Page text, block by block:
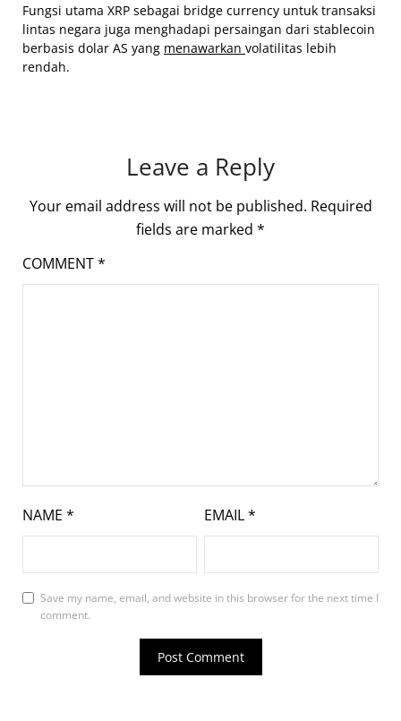
Fungsi utama XRP sebagai bridge currency untuk transaksi
lintas negara juga menghadapi persaingan dari stablecoin
berbasis dolar AS yang menawarkan volatilitas lebih
rendah.
Leave a Reply
Your email address will not be published. Required
fields are marked *
COMMENT*
NAME * EMAIL*
Save my name, email, and website in this browser for the next time I
comment.